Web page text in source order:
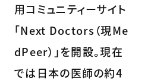
用コミュニティーサイト
「Next Doctors（現Me
dPeer）」を開設。現在
では日本の医師の約4